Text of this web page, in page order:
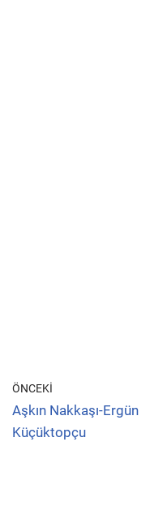
ÖNCEKI
Aşkın Nakkaşı-Ergün
Küçüktopçu